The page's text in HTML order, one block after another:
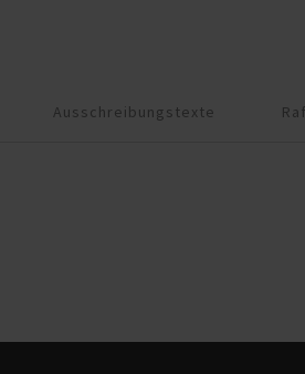
Ausschreibungstexte